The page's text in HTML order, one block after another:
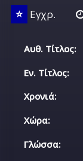
⭐ Εγχρ.
Αυθ. Τίτλος:
Εν. Τίτλος:
Χρονιά:
Χώρα:
Γλώσσα: